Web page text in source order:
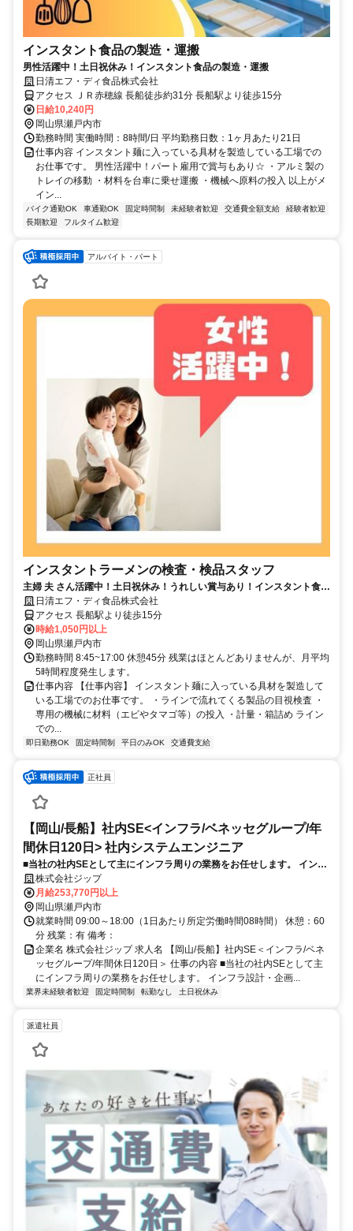
インスタント食品の製造・運搬
男性活躍中！土日祝休み！インスタント食品の製造・運搬
日清エフ・ディ食品株式会社
アクセス ＪＲ赤穂線 長船徒歩約31分 長船駅より徒歩15分
日給10,240円
岡山県瀬戸内市
勤務時間 実働時間：8時間/日 平均勤務日数：1ヶ月あたり21日
仕事内容 インスタント麺に入っている具材を製造している工場での
お仕事です。 男性活躍中！パート雇用で賞与もあり☆ ・アルミ製の
トレイの移動 ・材料を台車に乗せ運搬 ・機械へ原料の投入 以上がメ
イン...
バイク通勤OK 車通勤OK 固定時間制 未経験者歓迎 交通費全額支給
経験者歓迎
長期歓迎
フルタイム歓迎
アルバイト・パート
インスタントラーメンの検査・検品スタッフ
主婦 夫 さん活躍中！土日祝休み！うれしい賞与あり！インスタント食品
の検品日清エフ・ディ食品株式会社
アクセス 長船駅より徒歩15分
時給1,050円以上
岡山県瀬戸内市
勤務時間 8:45~17:00 休憩45分 残業はほとんどありませんが、月平均
5時間程度発生します。
仕事内容 【仕事内容】 インスタント麺に入っている具材を製造して
いる工場でのお仕事です。 ・ラインで流れてくる製品の目視検査 ・
専用の機械に材料（エビやタマゴ等）の投入 ・計量・箱詰め ライン
での...
即日勤務OK 固定時間制 平日のみOK 交通費支給
正社員
【岡山/長船】社内SE<インフラ/ベネッセグループ/年
間休日120日> 社内システムエンジニア
■当社の社内SEとして主にインフラ周りの業務をお任せします。 インフ
ラ設計・企画・運用など。 【具体的な業務内容】■各業務インフラの企
画・検討・構想
株式会社ジップ
月給253,770円以上
岡山県瀬戸内市
就業時間 09:00～18:00（1日あたり所定労働時間08時間） 休憩：60
分 残業：有 備考：
企業名 株式会社ジップ 求人名 【岡山/長船】社内SE＜インフラ/ベネ
ッセグループ/年間休日120日＞ 仕事の内容 ■当社の社内SEとして主
にインフラ周りの業務をお任せします。 インフラ設計・企画...
業界未経験者歓迎 固定時間制 転勤なし 土日祝休み
派遣社員